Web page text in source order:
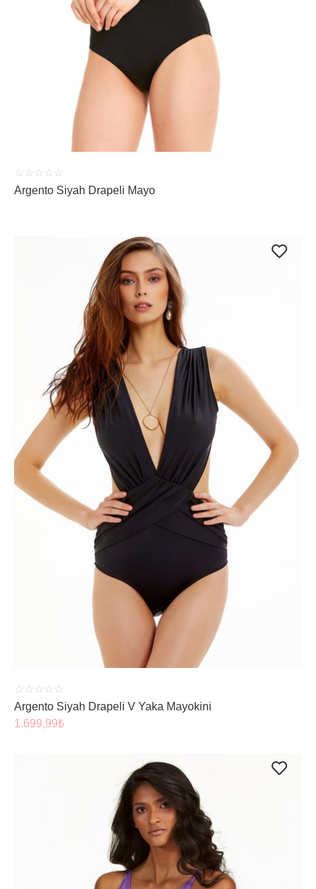
ÜRÜNÜ İNCELE
☆ ☆ ☆ ☆ ☆
Argento Siyah Drapeli Mayo
ÜRÜNÜ İNCELE
☆ ☆ ☆ ☆ ☆
Argento Siyah Drapeli V Yaka Mayokini
1.699,99₺